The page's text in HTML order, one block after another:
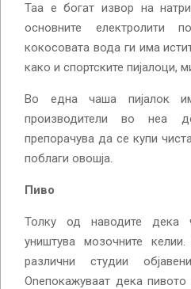
Таа е богат извор на
основните електролити
кокосовата вода ги има
како и спортските пијалоци,
Во една чаша пијалок
производители во неа
препорачува да се купи
поблаги овошја.
Пиво
Толку од наводите дека
уништува мозочните
различни студии
Oneпокажуваат дека